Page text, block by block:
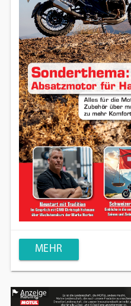
MEHR
Anzeige